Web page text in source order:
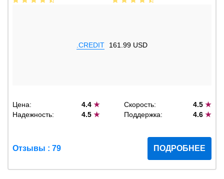
.CREDIT 161.99 USD
Цена: 4.4★ Скорость: 4.5 ★
Надежность:
4.5★ Поддержка: 4.6 ★
Отзывы : 79 ПОДРОБНЕЕ